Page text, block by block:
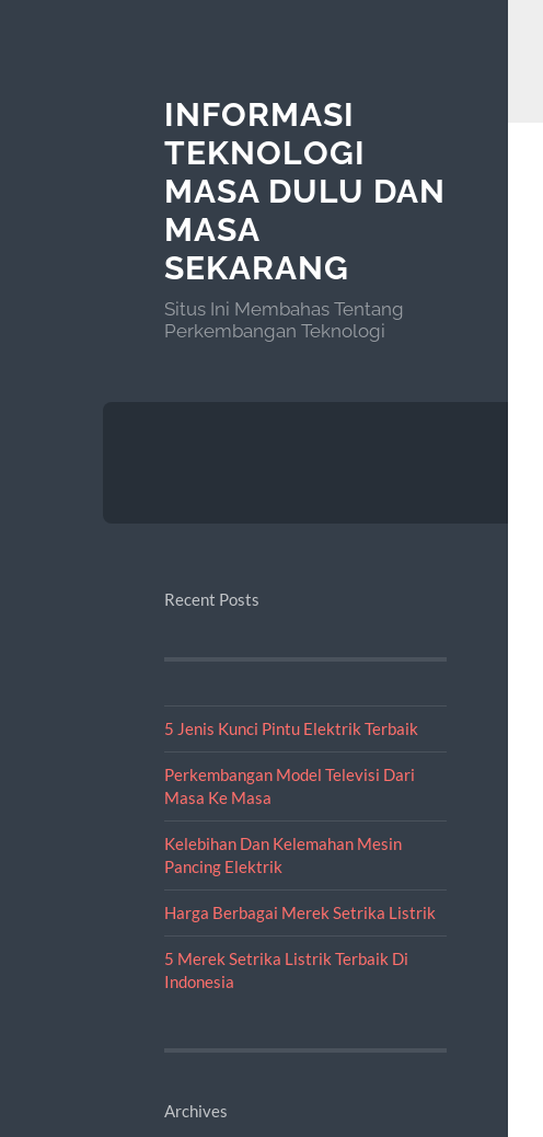
INFORMASI
TEKNOLOGI
MASA DULU DAN
MASA
SEKARANG
Situs Ini Membahas Tentang
Perkembangan Teknologi
Recent Posts
5 Jenis Kunci Pintu Elektrik Terbaik
Perkembangan Model Televisi Dari
Masa Ke Masa
Kelebihan Dan Kelemahan Mesin
Pancing Elektrik
Harga Berbagai Merek Setrika Listrik
5 Merek Setrika Listrik Terbaik Di
Indonesia
Archives